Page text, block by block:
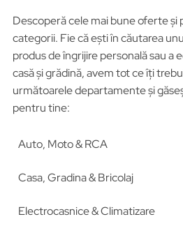
Descoperă cele mai bune oferte și
categorii. Fie că ești în căutarea
produs de îngrijire personală sau
casă și grădină, avem tot ce îți
următoarele departamente și
pentru tine:
Auto, Moto & RCA
Casa, Gradina & Bricolaj
Electrocasnice & Climatizare